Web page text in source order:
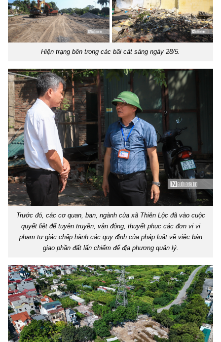
Hiện trạng bên trong các bãi cát sáng ngày 28/5.
Trước đó, các cơ quan, ban, ngành của xã Thiên Lộc đã vào cuộc
quyết liệt để tuyên truyền, vận động, thuyết phục các đơn vị vi
phạm tự giác chấp hành các quy định của pháp luật về việc bàn
giao phần đất lấn chiếm để địa phương quản lý.